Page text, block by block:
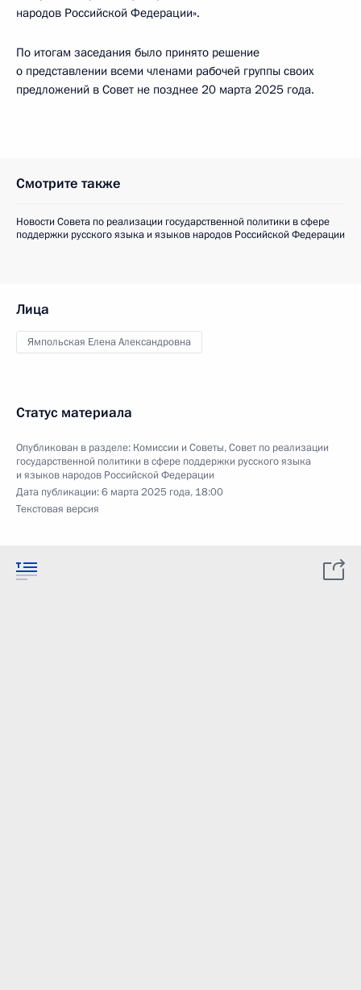
народов Российской Федерации».
По итогам заседания было принято решение
о представлении всеми членами рабочей группы своих
предложений в Совет не позднее 20 марта 2025 года.
Смотрите также
Новости Совета по реализации государственной политики в сфере
поддержки русского языка и языков народов Российской Федерации
Лица
Ямпольская Елена Александровна
Статус материала
Опубликован в разделе: Комиссии и Советы,Совет по реализации
государственной политики в сфере поддержки русского языка
и языков народов Российской Федерации
Дата публикации:6 марта 2025 года, 18:00
Текстовая версия